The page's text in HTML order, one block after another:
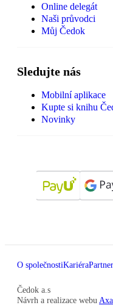
Online delegát
Naši průvodci
Můj Čedok
Sledujte nás
Mobilní aplikace
Kupte si knihu
Novinky
O společnostiKariéra
Čedok a.s
Návrh a realizace webu